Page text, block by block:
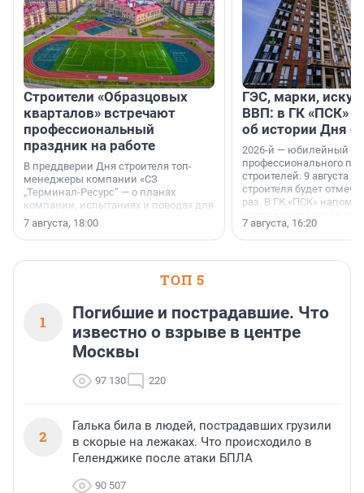
Строители «Образцовых
кварталов» встречают
профессиональный
праздник на работе
В преддверии Дня строителя топ-
менеджеры компании «СЗ
„Терминал-Ресурс“ — о планах
компании, испытаниях и поводах для
осторожного оптимизма.
7 августа, 18:00
ГЭС, марки,
ВВП: в ГК «ПСК»
об истории Дня
2026-й — юбилейный
профессионального
строителей. 9 августа
строителя будет
раз. В ГК «ПСК»
поменялась роль
7 августа, 16:20
ТОП 5
1
Погибшие и пострадавшие. Что
известно о взрыве в центре
Москвы
97 130 220
2
Галька била в людей, пострадавших грузили
в скорые на лежаках. Что происходило в
Геленджике после атаки БПЛА
90 507